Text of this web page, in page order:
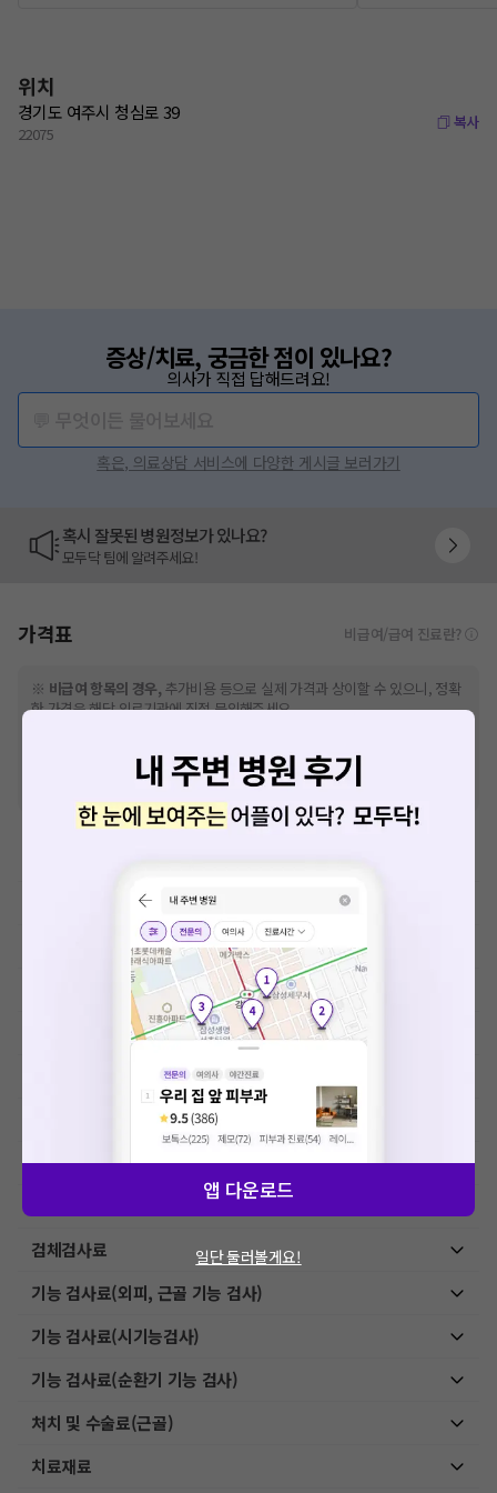
위치
경기도 여주시 청심로 39
22075
복사
증상/치료, 궁금한 점이 있나요?
의사가 직접 답해드려요!
혹은, 의료상담 서비스에 다양한 게시글 보러가기
혹시 잘못된 병원정보가 있나요?
모두닥 팀에 알려주세요!
가격표 비급여/급여 진료란?
※ 비급여 항목의 경우, 추가비용 등으로 실제 가격과 상이할 수 있으니, 정확
한 가격은 해당 의료기관에 직접 문의해주세요.
산정될 수 있는 점 참고 바랍니다.)
※ 이벤트가, 할인가는VAT 포함
초음파 검사료(진단초음파)
초음파 검사료(유도 초음파)
내시경, 천자 및 생검료
검체검사료
기능 검사료(외피, 근골 기능 검사)
기능 검사료(시기능검사)
기능 검사료(순환기 기능 검사)
처치 및 수술료(근골)
치료재료
앱 다운로드
일단 둘러볼게요!